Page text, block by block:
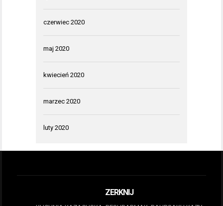
czerwiec 2020
maj 2020
kwiecień 2020
marzec 2020
luty 2020
ZERKNIJ